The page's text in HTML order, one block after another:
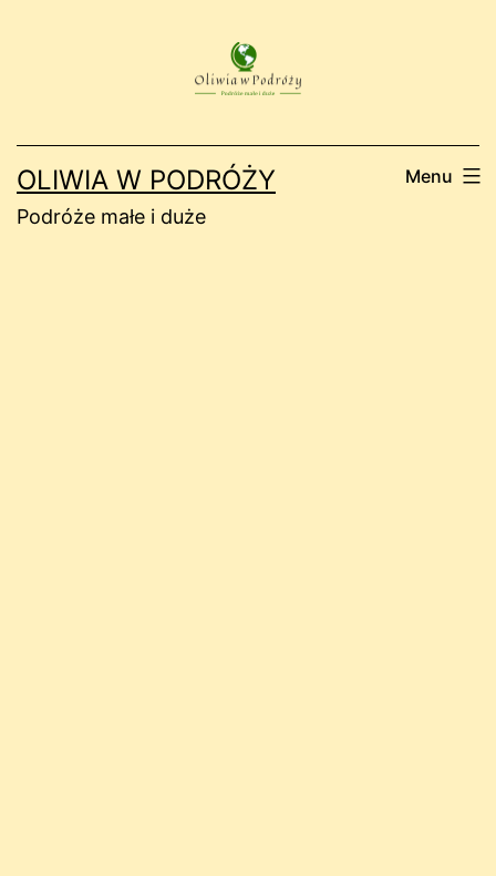
OLIWIA W PODRÓŻY
Podróże małe i duże
Menu